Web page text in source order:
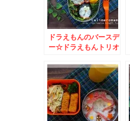
ドラえもんのバースデ
ー☆ドラえもんトリオ